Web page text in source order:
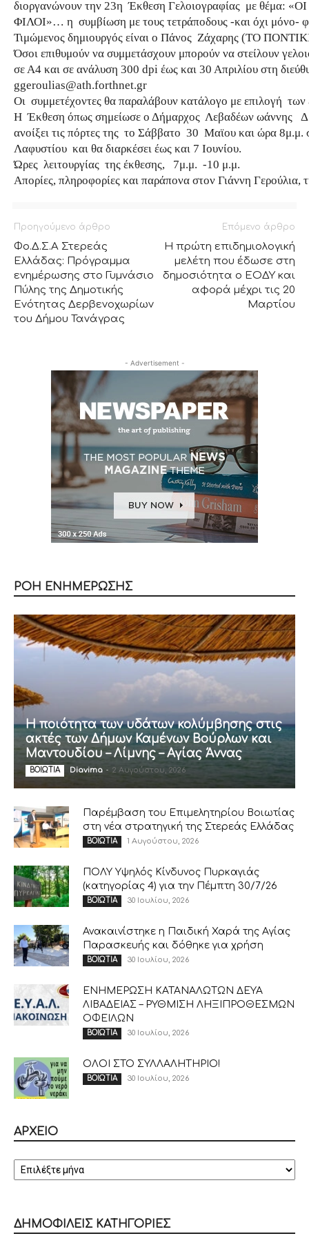
διοργανώνουν την 23η Έκθεση Γελοιογραφίας με θέμα:
ΦΙΛΟΙ»… η συμβίωση με τους τετράποδους -και όχι μόνο-
Τιμώμενος δημιουργός είναι ο Πάνος Ζάχαρης (ΤΟ
Όσοι επιθυμούν να συμμετάσχουν μπορούν να στείλουν
σε Α4 και σε ανάλυση 300 dpi έως και 30 Απριλίου στη
ggeroulias@ath.forthnet.gr
Οι συμμετέχοντες θα παραλάβουν κατάλογο με επιλογή των
Η Έκθεση όπως σημείωσε ο Δήμαρχος Λεβαδέων ωάννης
ανοίξει τις πόρτες της το Σάββατο 30 Μαϊου και ώρα 8μ.μ.
Λαφυστίου και θα διαρκέσει έως και 7 Ιουνίου.
Ώρες λειτουργίας της έκθεσης, 7μ.μ. -10 μ.μ.
Απορίες, πληροφορίες και παράπονα στον Γιάννη
Προηγούμενο άρθρο
Φο.Δ.Σ.Α Στερεάς
Ελλάδας: Πρόγραμμα
ενημέρωσης στο Γυμνάσιο
Πύλης της Δημοτικής
Ενότητας Δερβενοχωρίων
του Δήμου Τανάγρας
Επόμενο άρθρο
Η πρώτη επιδημιολογική
μελέτη που έδωσε στη
δημοσιότητα ο ΕΟΔΥ και
αφορά μέχρι τις 20
Μαρτίου
- Advertisement -
ΡΟΗ ΕΝΗΜΕΡΩΣΗΣ
Η ποιότητα των υδάτων κολύμβησης στις
ακτές των Δήμων Καμένων Βούρλων και
Μαντουδίου – Λίμνης – Αγίας Άννας
ΒΟΙΩΤΙΑ Diavima - 2 Αυγούστου, 2026
Παρέμβαση του Επιμελητηρίου Βοιωτίας
στη νέα στρατηγική της Στερεάς Ελλάδας
ΒΟΙΩΤΙΑ 1 Αυγούστου, 2026
ΠΟΛΥ Υψηλός Κίνδυνος Πυρκαγιάς
(κατηγορίας 4) για την Πέμπτη 30/7/26
ΒΟΙΩΤΙΑ 30 Ιουλίου, 2026
Ανακαινίστηκε η Παιδική Χαρά της Αγίας
Παρασκευής και δόθηκε για χρήση
ΒΟΙΩΤΙΑ 30 Ιουλίου, 2026
ΕΝΗΜΕΡΩΣΗ ΚΑΤΑΝΑΛΩΤΩΝ ΔΕΥΑ
ΛΙΒΑΔΕΙΑΣ – ΡΥΘΜΙΣΗ ΛΗΞΙΠΡΟΘΕΣΜΩΝ
ΟΦΕΙΛΩΝ
ΒΟΙΩΤΙΑ 30 Ιουλίου, 2026
ΟΛΟΙ ΣΤΟ ΣΥΛΛΑΛΗΤΗΡΙΟ!
ΒΟΙΩΤΙΑ 30 Ιουλίου, 2026
ΑΡΧΕΙΟ
ΔΗΜΟΦΙΛΕΙΣ ΚΑΤΗΓΟΡΙΕΣ